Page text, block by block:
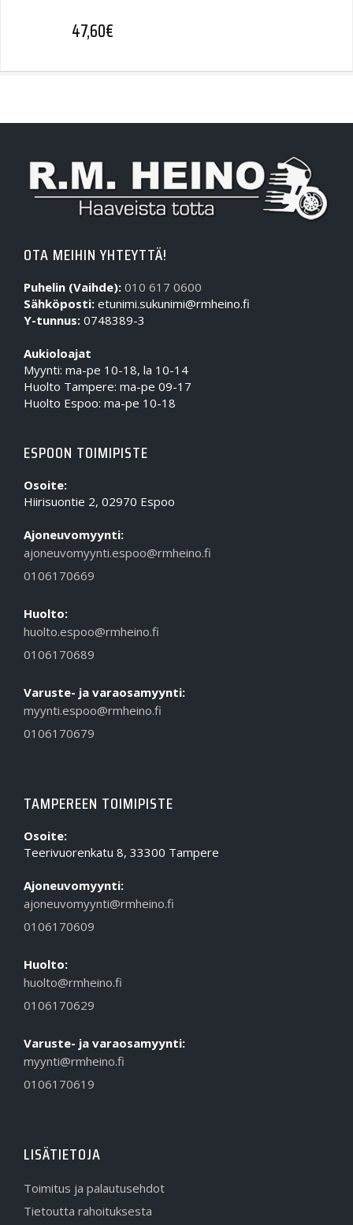
47,60€
OTA MEIHIN YHTEYTTÄ!
Puhelin (Vaihde): 010 617 0600
Sähköposti: etunimi.sukunimi@rmheino.fi
Y-tunnus: 0748389-3
Aukioloajat
Myynti: ma-pe 10-18, la 10-14
Huolto Tampere: ma-pe 09-17
Huolto Espoo: ma-pe 10-18
ESPOON TOIMIPISTE
Osoite:
Hiirisuontie 2, 02970 Espoo
Ajoneuvomyynti:
ajoneuvomyynti.espoo@rmheino.fi
0106170669
Huolto:
huolto.espoo@rmheino.fi
0106170689
Varuste- ja varaosamyynti:
myynti.espoo@rmheino.fi
0106170679
TAMPEREEN TOIMIPISTE
Osoite:
Teerivuorenkatu 8, 33300 Tampere
Ajoneuvomyynti:
ajoneuvomyynti@rmheino.fi
0106170609
Huolto:
huolto@rmheino.fi
0106170629
Varuste- ja varaosamyynti:
myynti@rmheino.fi
0106170619
LISÄTIETOJA
Toimitus ja palautusehdot
Tietoutta rahoituksesta